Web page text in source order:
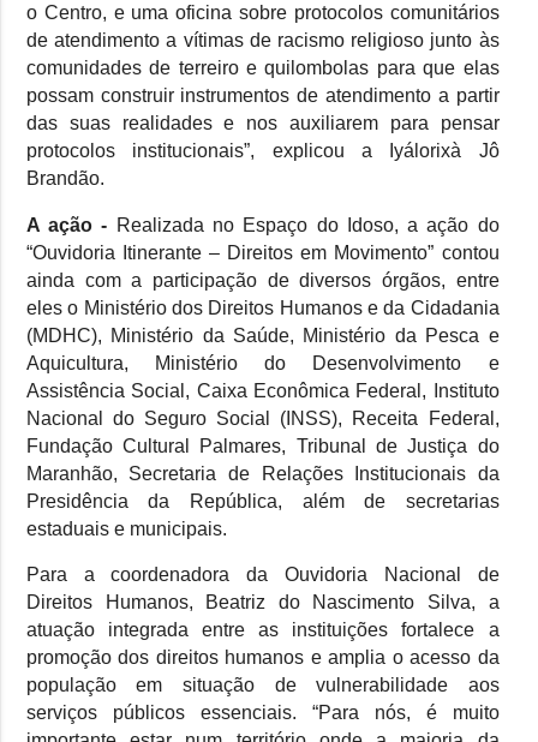
o Centro, e uma oficina sobre protocolos comunitários
de atendimento a vítimas de racismo religioso junto às
comunidades de terreiro e quilombolas para que elas
possam construir instrumentos de atendimento a partir
das suas realidades e nos auxiliarem para pensar
protocolos institucionais”, explicou a Iyálorixà Jô
Brandão.
A ação - Realizada no Espaço do Idoso, a ação do
“Ouvidoria Itinerante – Direitos em Movimento” contou
ainda com a participação de diversos órgãos, entre
eles o Ministério dos Direitos Humanos e da Cidadania
(MDHC), Ministério da Saúde, Ministério da Pesca e
Aquicultura, Ministério do Desenvolvimento e
Assistência Social, Caixa Econômica Federal, Instituto
Nacional do Seguro Social (INSS), Receita Federal,
Fundação Cultural Palmares, Tribunal de Justiça do
Maranhão, Secretaria de Relações Institucionais da
Presidência da República, além de secretarias
estaduais e municipais.
Para a coordenadora da Ouvidoria Nacional de
Direitos Humanos, Beatriz do Nascimento Silva, a
atuação integrada entre as instituições fortalece a
promoção dos direitos humanos e amplia o acesso da
população em situação de vulnerabilidade aos
serviços públicos essenciais. “Para nós, é muito